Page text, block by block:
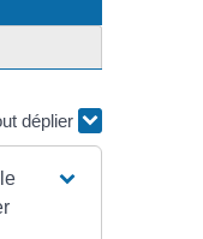
déplier